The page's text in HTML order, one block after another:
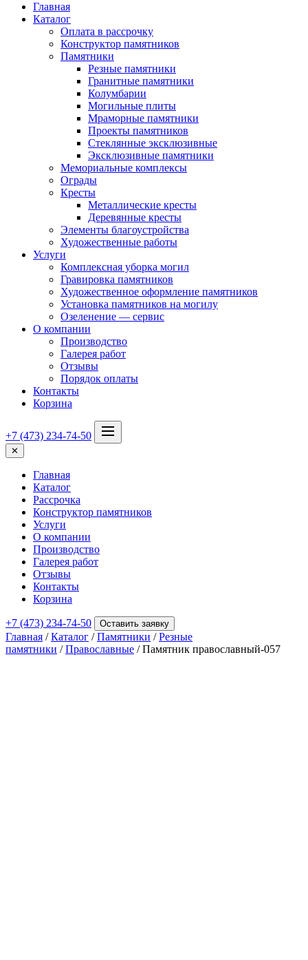
Главная
Каталог
Оплата в рассрочку
Конструктор памятников
Памятники
Резные памятники
Гранитные памятники
Колумбарии
Могильные плиты
Мраморные памятники
Проекты памятников
Стеклянные эксклюзивные
Эксклюзивные памятники
Мемориальные комплексы
Ограды
Кресты
Металлические кресты
Деревянные кресты
Элементы благоустройства
Художественные работы
Услуги
Комплексная уборка могил
Гравировка памятников
Художественное оформление памятников
Установка памятников на могилу
Озеленение — сервис
О компании
Производство
Галерея работ
Отзывы
Порядок оплаты
Контакты
Корзина
+7 (473) 234-74-50
✕
Главная
Каталог
Рассрочка
Конструктор памятников
Услуги
О компании
Производство
Галерея работ
Отзывы
Контакты
Корзина
+7 (473) 234-74-50 Оставить заявку
Главная /Каталог /Памятники /Резные
памятники /Православные / Памятник православный-057